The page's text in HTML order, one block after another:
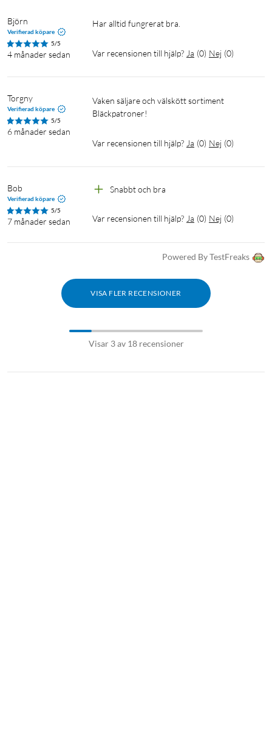
Björn
Verifierad köpare
5/5
4 månader sedan
Har alltid fungrerat bra.
Var recensionen till hjälp? Ja (0) Nej (0)
Torgny
Verifierad köpare
5/5
6 månader sedan
Vaken säljare och välskött sortiment
Bläckpatroner!
Var recensionen till hjälp? Ja (0) Nej (0)
Bob
Verifierad köpare
5/5
7 månader sedan
Snabbt och bra
Var recensionen till hjälp? Ja (0) Nej (0)
Powered By TestFreaks
VISA FLER RECENSIONER
Visar 3 av 18 recensioner